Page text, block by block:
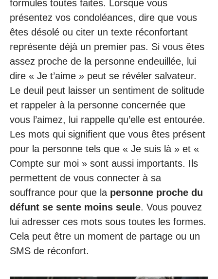
formules toutes faites. Lorsque vous
présentez vos condoléances, dire que vous
êtes désolé ou citer un texte réconfortant
représente déjà un premier pas. Si vous êtes
assez proche de la personne endeuillée, lui
dire « Je t’aime » peut se révéler salvateur.
Le deuil peut laisser un sentiment de solitude
et rappeler à la personne concernée que
vous l’aimez, lui rappelle qu’elle est entourée.
Les mots qui signifient que vous êtes présent
pour la personne tels que « Je suis là » et «
Compte sur moi » sont aussi importants. Ils
permettent de vous connecter à sa
souffrance pour que la personne proche du
défunt se sente moins seule. Vous pouvez
lui adresser ces mots sous toutes les formes.
Cela peut être un moment de partage ou un
SMS de réconfort.